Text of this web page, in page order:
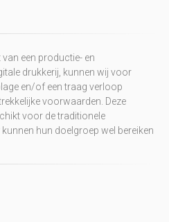
een productie- en
drukkerij, kunnen wij voor
en/of een traag verloop
voorwaarden. Deze
voor de traditionele
hun doelgroep wel bereiken